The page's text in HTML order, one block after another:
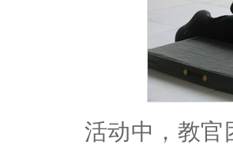
活动中，教官